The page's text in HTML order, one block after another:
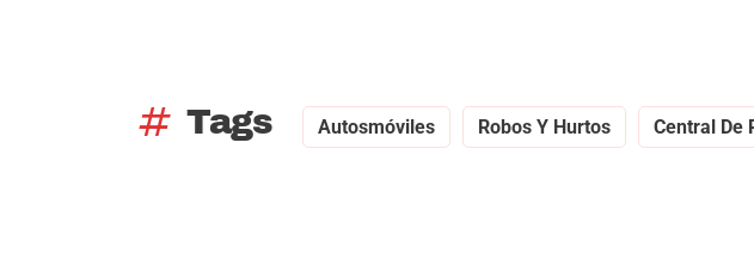
tag Tags Autosmóviles Robos Y Hurtos Central De